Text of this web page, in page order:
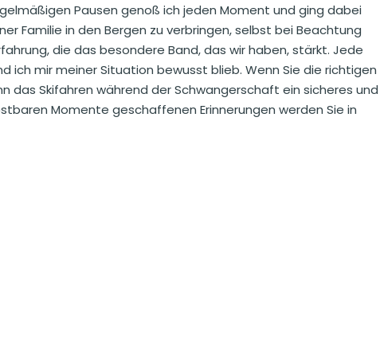
Pausen genoß ich jeden Moment und ging dabei
Familie in den Bergen zu verbringen, selbst bei Beachtung
die das besondere Band, das wir haben, stärkt. Jede
ich mir meiner Situation bewusst blieb. Wenn Sie die richtigen
das Skifahren während der Schwangerschaft ein sicheres und
Momente geschaffenen Erinnerungen werden Sie in